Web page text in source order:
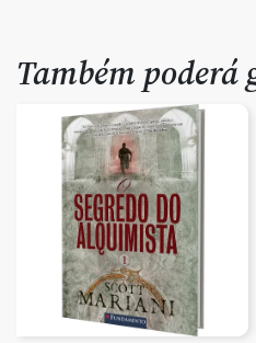
Também poderá